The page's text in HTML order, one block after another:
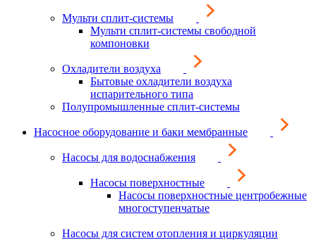
Мульти сплит-системы
Мульти сплит-системы свободной
компоновки
Охладители воздуха
Бытовые охладители воздуха
испарительного типа
Полупромышленные сплит-системы
Насосное оборудование и баки мембранные
Насосы для водоснабжения
Насосы поверхностные
Насосы поверхностные центробежные
многоступенчатые
Насосы для систем отопления и циркуляции